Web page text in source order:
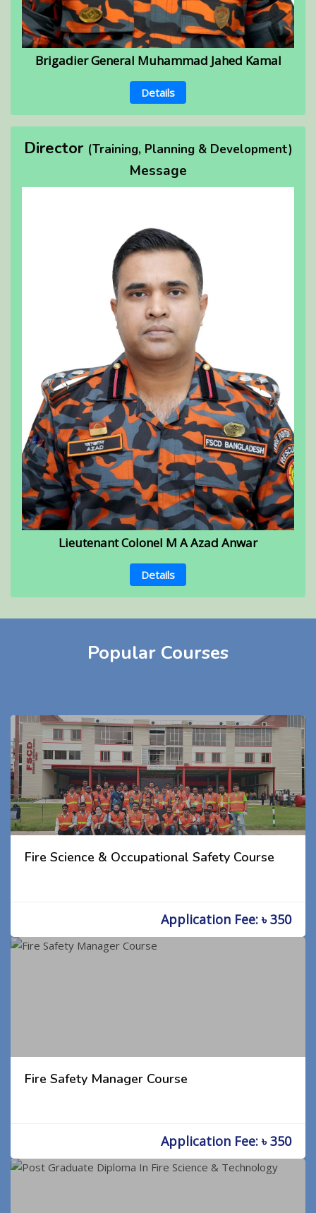
Brigadier General Muhammad Jahed Kamal
Details
Director (Training, Planning & Development)
Message
Lieutenant Colonel M A Azad Anwar
Details
Popular Courses
Fire Science & Occupational Safety Course
Application Fee: ৳ 350
Fire Safety Manager Course
Application Fee: ৳ 350